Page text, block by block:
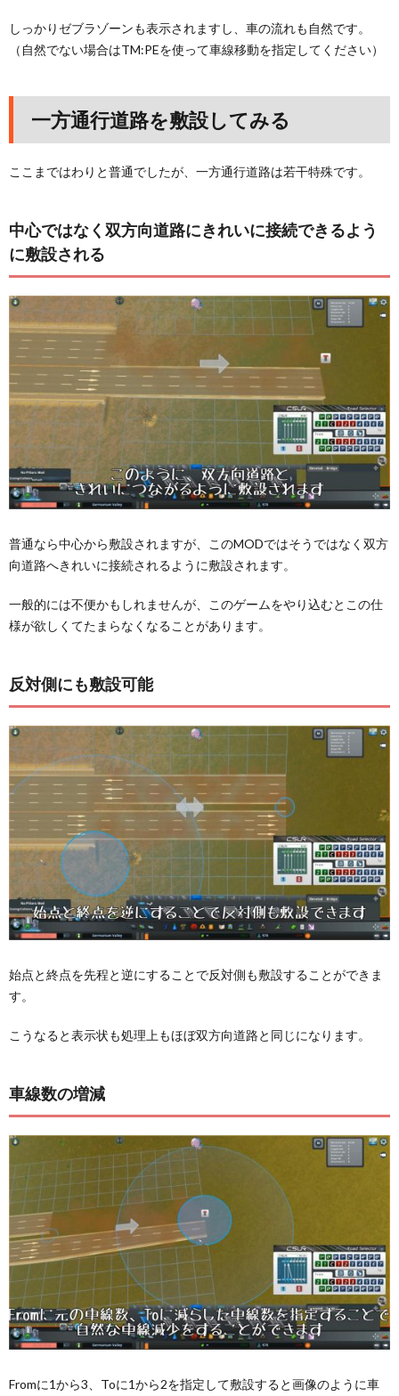
しっかりゼブラゾーンも表示されますし、車の流れも自然です。
（自然でない場合はTM:PEを使って車線移動を指定してください）
一方通行道路を敷設してみる
ここまではわりと普通でしたが、一方通行道路は若干特殊です。
中心ではなく双方向道路にきれいに接続できるよう
に敷設される
普通なら中心から敷設されますが、このMODではそうではなく双方
向道路へきれいに接続されるように敷設されます。
一般的には不便かもしれませんが、このゲームをやり込むとこの仕
様が欲しくてたまらなくなることがあります。
反対側にも敷設可能
始点と終点を先程と逆にすることで反対側も敷設することができま
す。
こうなると表示状も処理上もほぼ双方向道路と同じになります。
車線数の増減
Fromに1から3、Toに1から2を指定して敷設すると画像のように車